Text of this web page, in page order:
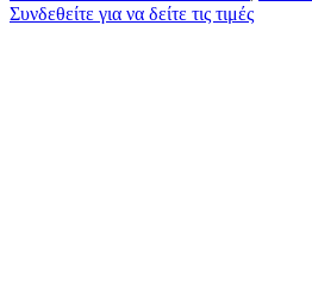
Συνδεθείτε για να δείτε τις τιμές